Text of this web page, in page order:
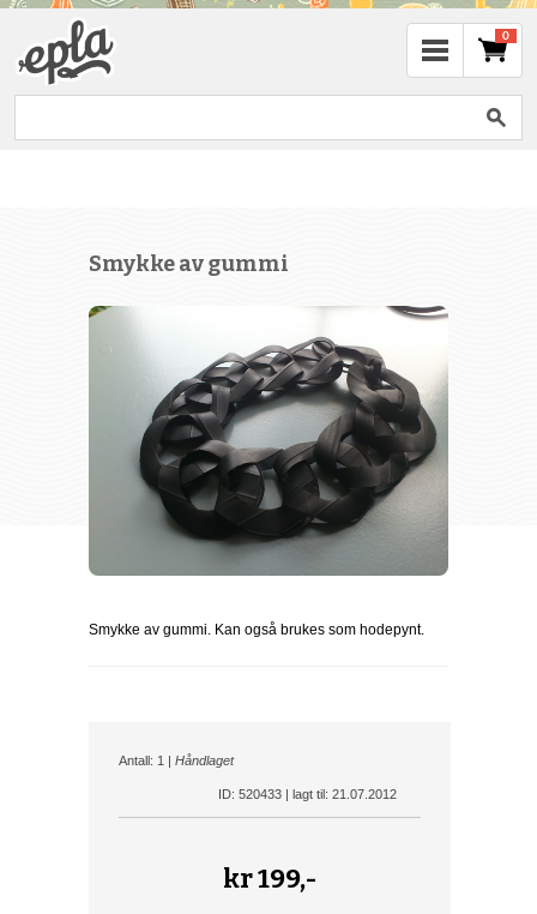
0
Smykke av gummi
Smykke av gummi. Kan også brukes som hodepynt.
Antall: 1 | Håndlaget
ID: 520433 | lagt til: 21.07.2012
kr199,-